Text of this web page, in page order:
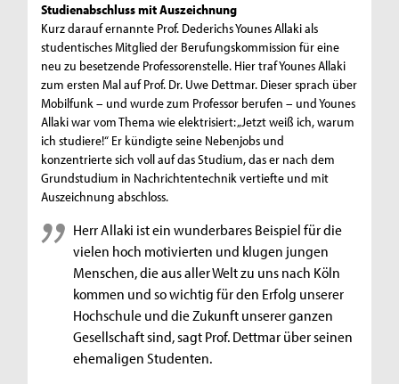
Studienabschluss mit Auszeichnung
Kurz darauf ernannte Prof. Dederichs Younes Allaki als
studentisches Mitglied der Berufungskommission für eine
neu zu besetzende Professorenstelle. Hier traf Younes Allaki
zum ersten Mal auf Prof. Dr. Uwe Dettmar. Dieser sprach über
Mobilfunk – und wurde zum Professor berufen – und Younes
Allaki war vom Thema wie elektrisiert: „Jetzt weiß ich, warum
ich studiere!“ Er kündigte seine Nebenjobs und
konzentrierte sich voll auf das Studium, das er nach dem
Grundstudium in Nachrichtentechnik vertiefte und mit
Auszeichnung abschloss.
Herr Allaki ist ein wunderbares Beispiel für die
vielen hoch motivierten und klugen jungen
Menschen, die aus aller Welt zu uns nach Köln
kommen und so wichtig für den Erfolg unserer
Hochschule und die Zukunft unserer ganzen
Gesellschaft sind, sagt Prof. Dettmar über seinen
ehemaligen Studenten.